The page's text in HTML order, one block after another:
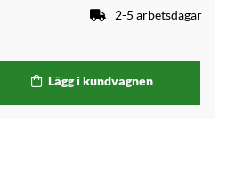
2-5 arbetsdagar
Lägg i kundvagnen